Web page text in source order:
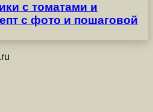
с томатами и
с фото и пошаговой